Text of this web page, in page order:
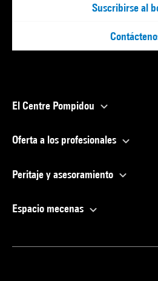
Suscribirse al
El Centre Pompidou
Oferta a los profesionales
Peritaje y asesoramiento
Espacio mecenas